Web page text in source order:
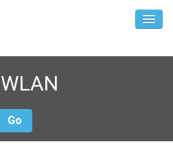
Go